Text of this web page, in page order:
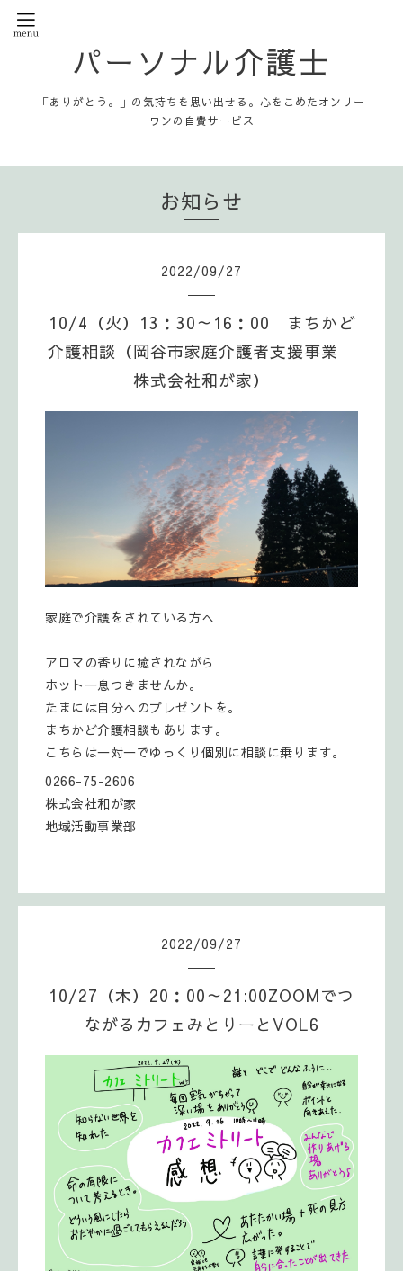
パーソナル介護士
「ありがとう。」の気持ちを思い出せる。心をこめたオンリー
ワンの自費サービス
お知らせ
2022/09/27
10/4（火）13：30～16：00 まちかど
介護相談（岡谷市家庭介護者支援事業
株式会社和が家）
家庭で介護をされている方へ
アロマの香りに癒されながら
ホット一息つきませんか。
たまには自分へのプレゼントを。
まちかど介護相談もあります。
こちらは一対一でゆっくり個別に相談に乗ります。
0266-75-2606
株式会社和が家
地域活動事業部
2022/09/27
10/27（木）20：00～21:00ZOOMでつ
ながるカフェみとりーとVOL6